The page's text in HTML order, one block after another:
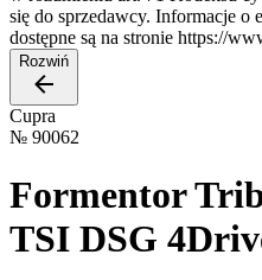
się do sprzedawcy. Informacje o
dostępne są na stronie https://
Rozwiń
Cupra
№ 90062
Formentor
TSI DSG